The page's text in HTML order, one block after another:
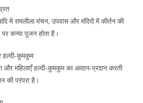
में रामलीला मंचन, उपवास और मंदिरों में कीर्तन की
कन्या पूजन होता है।
हल्दी-कुमकुम
महिलाएँ हल्दी-कुमकुम का आदान-प्रदान करती
की परंपरा है।